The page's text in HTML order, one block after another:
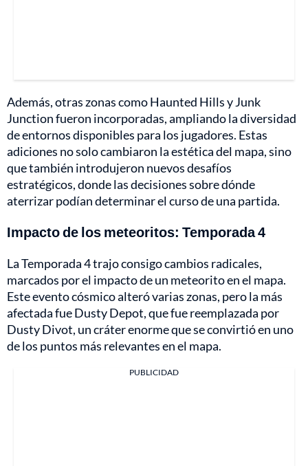
Además, otras zonas como Haunted Hills y Junk
Junction fueron incorporadas, ampliando la diversidad
de entornos disponibles para los jugadores. Estas
adiciones no solo cambiaron la estética del mapa, sino
que también introdujeron nuevos desafíos
estratégicos, donde las decisiones sobre dónde
aterrizar podían determinar el curso de una partida.
Impacto de los meteoritos: Temporada 4
La Temporada 4 trajo consigo cambios radicales,
marcados por el impacto de un meteorito en el mapa.
Este evento cósmico alteró varias zonas, pero la más
afectada fue Dusty Depot, que fue reemplazada por
Dusty Divot, un cráter enorme que se convirtió en uno
de los puntos más relevantes en el mapa.
PUBLICIDAD